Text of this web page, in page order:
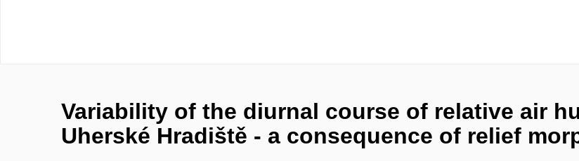
Variability of the diurnal course of relative air
Uherské Hradiště - a consequence of relief